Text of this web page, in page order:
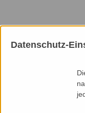
Datenschutz-